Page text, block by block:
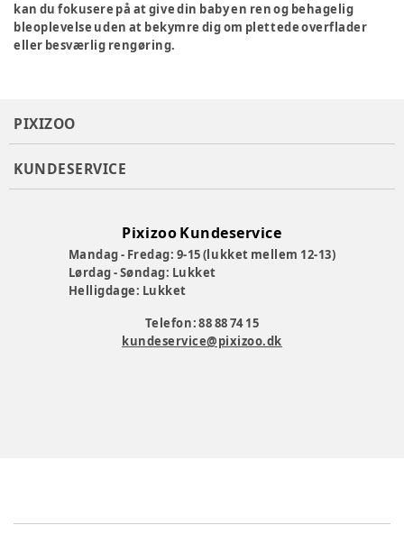
kan du fokusere på at give din baby en ren og behagelig
bleoplevelse uden at bekymre dig om plettede overflader
eller besværlig rengøring.
PIXIZOO
KUNDESERVICE
Pixizoo Kundeservice
Mandag - Fredag: 9-15 (lukket mellem 12-13)
Lørdag - Søndag: Lukket
Helligdage: Lukket
Telefon: 88 88 74 15
kundeservice@pixizoo.dk